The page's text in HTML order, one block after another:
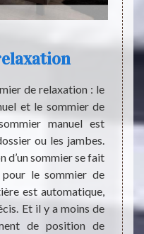
de relaxation : le
et le sommier de
manuel est
ou les jambes.
d’un sommier se fait
pour le sommier de
est automatique,
Et il y a moins de
de position de
aéré
: il y